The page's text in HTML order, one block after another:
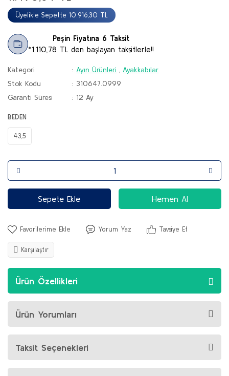
Üyelikle Sepette 10.916,30 TL
Peşin Fiyatına 6 Taksit
*1.110,78 TL den başlayan taksitlerle!!
Kategori Ayın Ürünleri
Ayakkabılar
Stok Kodu
310647.0999
Garanti Süresi
12 Ay
BEDEN
43,5
Sepete Ekle Hemen Al
Yorum Yaz Tavsiye Et
Karşılaştır
Ürün Özellikleri
Ürün Yorumları
Taksit Seçenekleri